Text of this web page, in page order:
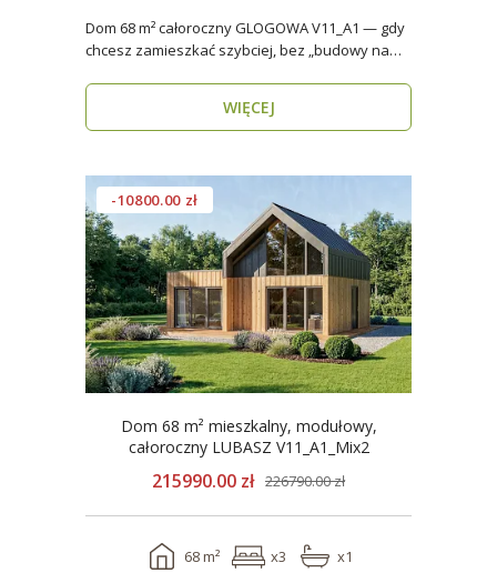
Dom 68 m² całoroczny GLOGOWA V11_A1 — gdy
chcesz zamieszkać szybciej, bez „budowy na
WIĘCEJ
-10800.00 zł
Dom 68 m² mieszkalny, modułowy,
całoroczny LUBASZ V11_A1_Mix2
215990.00 zł 226790.00 zł
68 m² x3 x1